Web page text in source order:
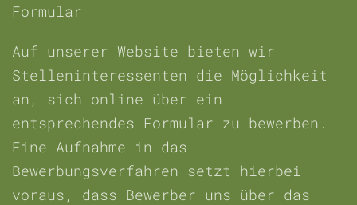
Formular
Auf unserer Website bieten wir
Stelleninteressenten die Möglichkeit
an, sich online über ein
entsprechendes Formular zu bewerben.
Eine Aufnahme in das
Bewerbungsverfahren setzt hierbei
voraus, dass Bewerber uns über das